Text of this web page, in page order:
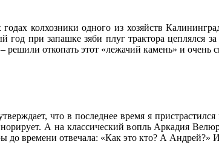
колхозники одного из хозяйств
год при запашке зяби плуг трактора цеплялся
решили откопать этот «лежачий камень» и очень
что в последнее время я
А на классический вопль Аркадия
до времени отвечала: «Как это кто? А